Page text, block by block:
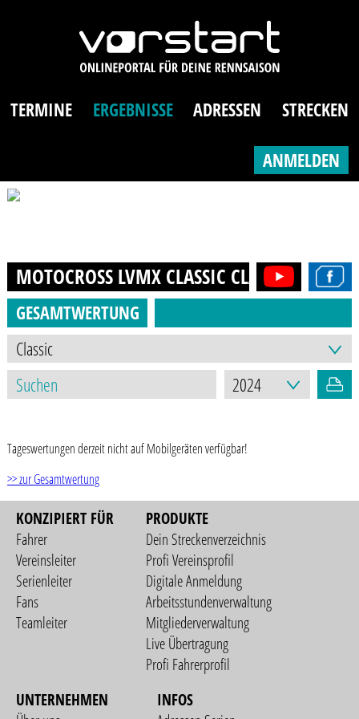
TERMINE ERGEBNISSE ADRESSEN STRECKEN
ANMELDEN
MOTOCROSS LVMX CLASSIC CLASSIC 2024
GESAMTWERTUNG
Tageswertungen derzeit nicht auf Mobilgeräten verfügbar!
>> zur Gesamtwertung
KONZIPIERT FÜR
Fahrer
Vereinsleiter
Serienleiter
Fans
Teamleiter
PRODUKTE
Dein Streckenverzeichnis
Profi Vereinsprofil
Digitale Anmeldung
Arbeitsstundenverwaltung
Mitgliederverwaltung
Live Übertragung
Profi Fahrerprofil
UNTERNEHMEN
INFOS